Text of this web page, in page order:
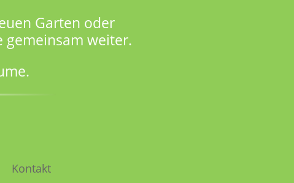
Garten oder
gemeinsam weiter.
Kontakt